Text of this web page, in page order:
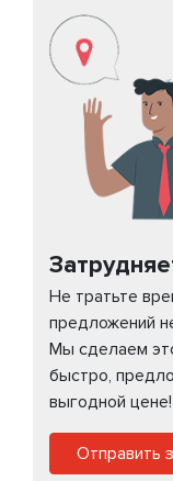
Не тратьте
предложений
Мы сделаем
быстро,
выгодной цене!
Отправить